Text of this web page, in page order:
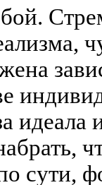
идеала
сути,